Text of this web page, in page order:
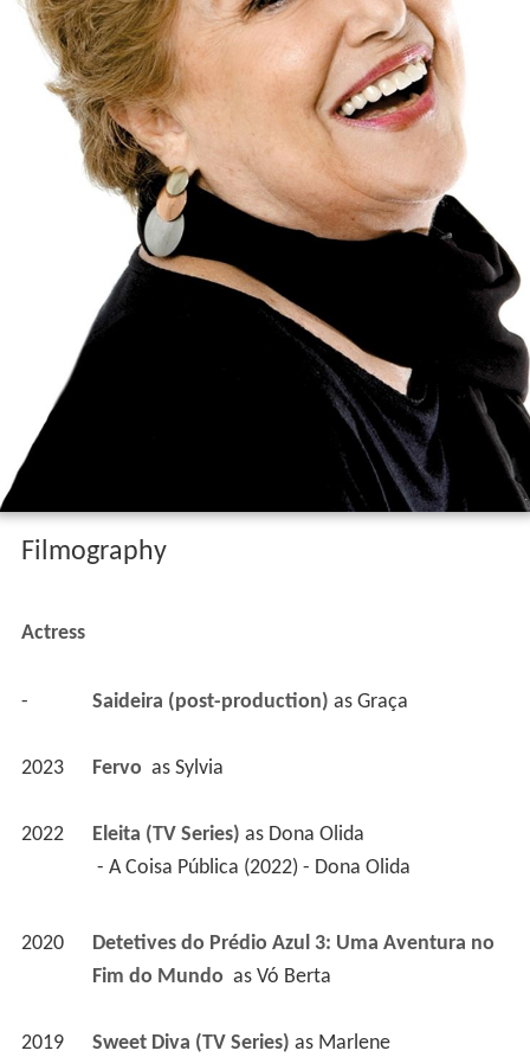
Filmography
Actress
- Saideira (post-production) as Graça
2023 Fervo as Sylvia
2022 Eleita (TV Series) as Dona Olida
- A Coisa Pública (2022) - Dona Olida
2020
Detetives do Prédio Azul 3: Uma Aventura no
Fim do Mundo as Vó Berta
2019 Sweet Diva (TV Series) as Marlene